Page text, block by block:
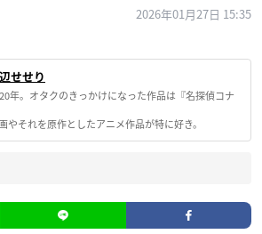
2026年01月27日 15:35
せせり
年。オタクのきっかけになった作品は『名探偵コナ
やそれを原作としたアニメ作品が特に好き。